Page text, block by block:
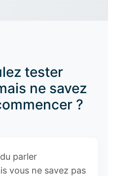
tester
ne savez
?
parler
vous ne savez pas